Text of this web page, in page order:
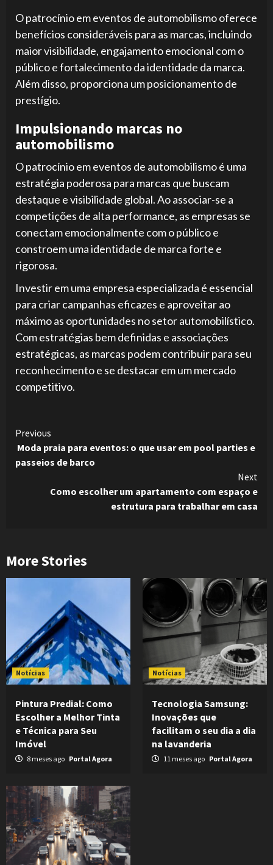
O patrocínio em eventos de automobilismo oferece
benefícios consideráveis ​​para as marcas, incluindo
maior visibilidade, engajamento emocional com o
público e fortalecimento da identidade da marca.
Além disso, proporciona um posicionamento de
prestígio.
Impulsionando marcas no
automobilismo
O patrocínio em eventos de automobilismo é uma
estratégia poderosa para marcas que buscam
destaque e visibilidade global. Ao associar-se a
competições de alta performance, as empresas se
conectam emocionalmente com o público e
constroem uma identidade de marca forte e
rigorosa.
Investir em uma empresa especializada é essencial
para criar campanhas eficazes e aproveitar ao
máximo as oportunidades no setor automobilístico.
Com estratégias bem definidas e associações
estratégicas, as marcas podem contribuir para seu
reconhecimento e se destacar em um mercado
competitivo.
Continue
Reading
Previous
Moda praia para eventos: o que usar em pool parties e
passeios de barco
Next
Como escolher um apartamento com espaço e
estrutura para trabalhar em casa
More Stories
Notícias
Pintura Predial: Como
Escolher a Melhor Tinta
e Técnica para Seu
Imóvel
8 meses ago Portal Agora
Notícias
Tecnologia Samsung:
Inovações que
facilitam o seu dia a dia
na lavanderia
11 meses ago Portal Agora